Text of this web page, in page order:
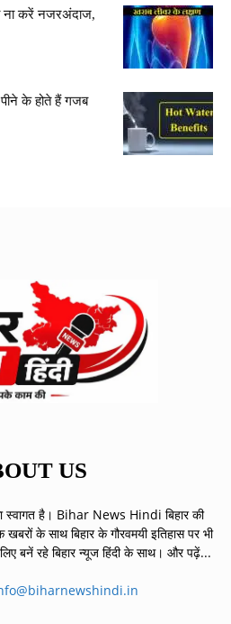
ना करें नजरअंदाज,
के होते हैं गजब
US
है। Bihar News Hindi बिहार की
के साथ बिहार के गौरवमयी इतिहास पर भी
बनें रहे बिहार न्यूज हिंदी के साथ। और पढ़ें...